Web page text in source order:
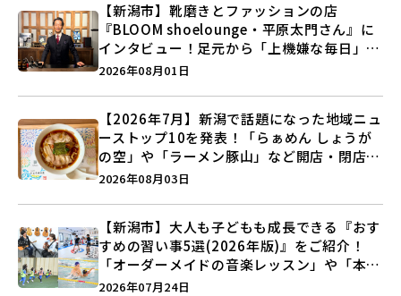
【新潟市】靴磨きとファッションの店
『BLOOM shoelounge・平原太門さん』に
インタビュー！足元から「上機嫌な毎日」を
つくる装いの提案とは？
2026年08月01日
【2026年7月】新潟で話題になった地域ニュ
ーストップ10を発表！「らぁめん しょうが
の空」や「ラーメン豚山」など開店・閉店の
注目記事をランキングでご紹介♪
2026年08月03日
【新潟市】大人も子どもも成長できる『おす
すめの習い事5選(2026年版)』をご紹介！
「オーダーメイドの音楽レッスン」や「本格
キックボクシング」で新しい自分を見つけよ
2026年07月24日